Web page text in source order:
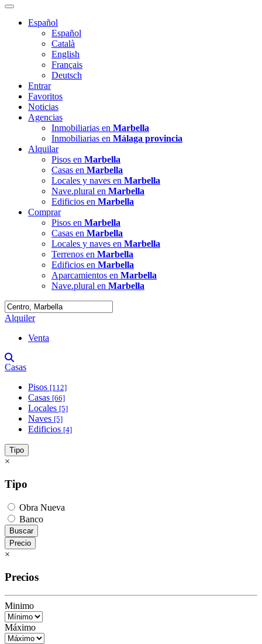
Español
Español
Català
English
Français
Deutsch
Entrar
Favoritos
Noticias
Agencias
Inmobiliarias en Marbella
Inmobiliarias en Málaga provincia
Alquilar
Pisos en Marbella
Casas en Marbella
Locales y naves en Marbella
Nave.plural en Marbella
Edificios en Marbella
Comprar
Pisos en Marbella
Casas en Marbella
Locales y naves en Marbella
Terrenos en Marbella
Edificios en Marbella
Aparcamientos en Marbella
Nave.plural en Marbella
Alquiler
Venta
Casas
Pisos [112]
Casas [66]
Locales [5]
Naves [5]
Edificios [4]
Tipo
×
Tipo
Obra Nueva
Banco
Buscar
Precio
×
Precios
Minimo
Máximo